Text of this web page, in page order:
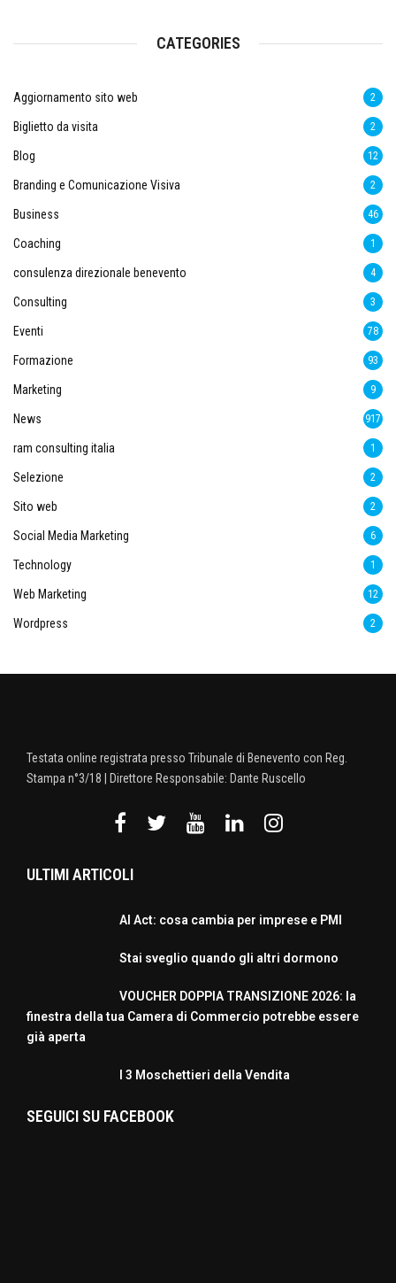
CATEGORIES
Aggiornamento sito web 2
Biglietto da visita 2
Blog 12
Branding e Comunicazione Visiva 2
Business 46
Coaching 1
consulenza direzionale benevento 4
Consulting 3
Eventi 78
Formazione 93
Marketing 9
News 917
ram consulting italia 1
Selezione 2
Sito web 2
Social Media Marketing 6
Technology 1
Web Marketing 12
Wordpress 2
Testata online registrata presso Tribunale di Benevento con Reg.
Stampa n°3/18 | Direttore Responsabile: Dante Ruscello
ULTIMI ARTICOLI
AI Act: cosa cambia per imprese e PMI
Stai sveglio quando gli altri dormono
VOUCHER DOPPIA TRANSIZIONE 2026: la
finestra della tua Camera di Commercio potrebbe essere
già aperta
I 3 Moschettieri della Vendita
SEGUICI SU FACEBOOK